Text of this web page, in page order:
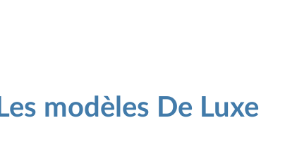
Les modèles De Luxe